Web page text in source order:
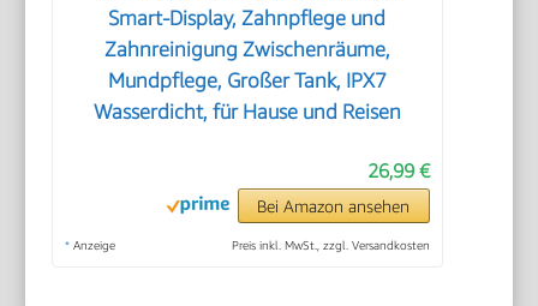
Smart-Display, Zahnpflege und
Zahnreinigung Zwischenräume,
Mundpflege, Großer Tank, IPX7
Wasserdicht, für Hause und Reisen
26,99 €
Bei Amazon ansehen
* Anzeige Preis inkl. MwSt., zzgl. Versandkosten